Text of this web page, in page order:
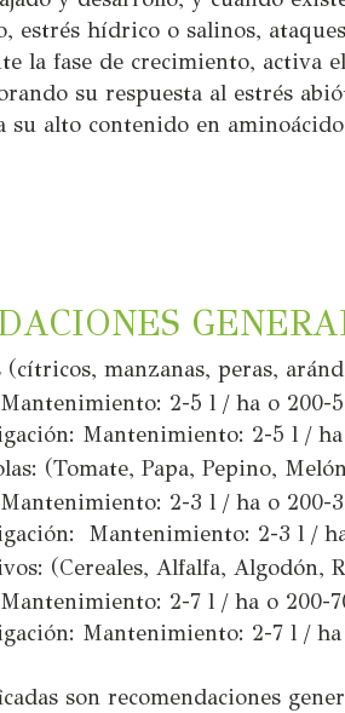
estrés hídrico o salinos,
la fase de crecimiento, activa
su respuesta al estrés
su alto contenido en
manzanas, peras,
2-5 l / ha o 200-
Mantenimiento: 2-5 l /
(Tomate, Papa, Pepino,
2-3 l / ha o 200-
Mantenimiento: 2-3 l /
(Cereales, Alfalfa, Algodón,
2-7 l / ha o 200-
Mantenimiento: 2-7 l /
son recomendaciones